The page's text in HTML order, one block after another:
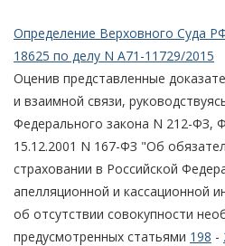
Определение Верховного Суда
18625 по делу N А71-11729/2015
Оценив представленные
и взаимной связи,
Федерального закона N 212-ФЗ,
15.12.2001 N 167-ФЗ "Об
страховании в Российской
апелляционной и кассационной
об отсутствии совокупности
предусмотренных статьями 198 -